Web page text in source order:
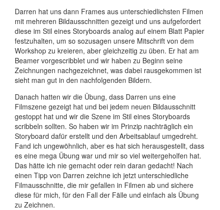
Darren hat uns dann Frames aus unterschiedlichsten Filmen
mit mehreren Bildausschnitten gezeigt und uns aufgefordert
diese im Stil eines Storyboards analog auf einem Blatt Papier
festzuhalten, um so sozusagen unsere Mitschrift von dem
Workshop zu kreieren, aber gleichzeitig zu üben. Er hat am
Beamer vorgescribblet und wir haben zu Beginn seine
Zeichnungen nachgezeichnet, was dabei rausgekommen ist
sieht man gut in den nachfolgenden Bildern.
Danach hatten wir die Übung, dass Darren uns eine
Filmszene gezeigt hat und bei jedem neuen Bildausschnitt
gestoppt hat und wir die Szene im Stil eines Storyboards
scribbeln sollten. So haben wir im Prinzip nachträglich ein
Storyboard dafür erstellt und den Arbeitsablauf umgedreht.
Fand ich ungewöhnlich, aber es hat sich herausgestellt, dass
es eine mega Übung war und mir so viel weitergeholfen hat.
Das hätte ich nie gemacht oder rein daran gedacht! Nach
einen Tipp von Darren zeichne ich jetzt unterschiedliche
Filmausschnitte, die mir gefallen in Filmen ab und sichere
diese für mich, für den Fall der Fälle und einfach als Übung
zu Zeichnen.